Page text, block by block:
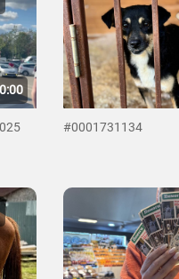
#0001731134